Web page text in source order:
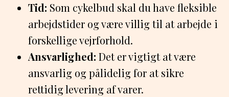
Tid: Som cykelbud skal du have fleksible
arbejdstider og være villig til at arbejde i
forskellige vejrforhold.
Ansvarlighed: Det er vigtigt at være
ansvarlig og pålidelig for at sikre
rettidig levering af varer.